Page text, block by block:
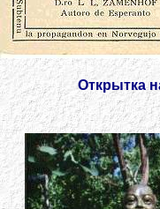
Открытка